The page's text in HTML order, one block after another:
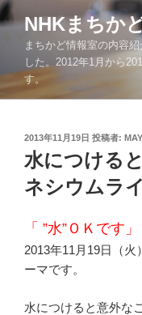
コ
ン
ツ
NHKまちか
まちかど情報室の内容
した。2012年1月から
す。
投
日:
2013年11月19日 投稿者:
水につける
ネシウムラ
「 ”水”ＯＫです」
2013年11月19日（
ーマです。
水につけると意外な